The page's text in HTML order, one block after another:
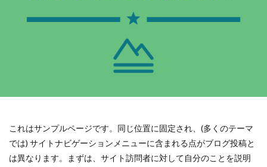
これはサンプルページです。同じ位置に固定され、(多くのテーマ
では) サイトナビゲーションメニューに含まれる点がブログ投稿と
は異なります。まずは、サイト訪問者に対して自分のことを説明